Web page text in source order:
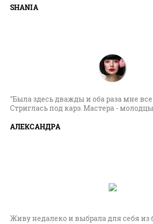
SHANIA
"Была здесь дважды и оба раза мне
Стриглась под карэ. Мастера -
АЛЕКСАНДРА
Живу недалеко и выбрала для себя